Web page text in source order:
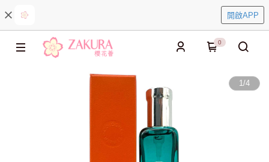
開啟APP
0
1/4